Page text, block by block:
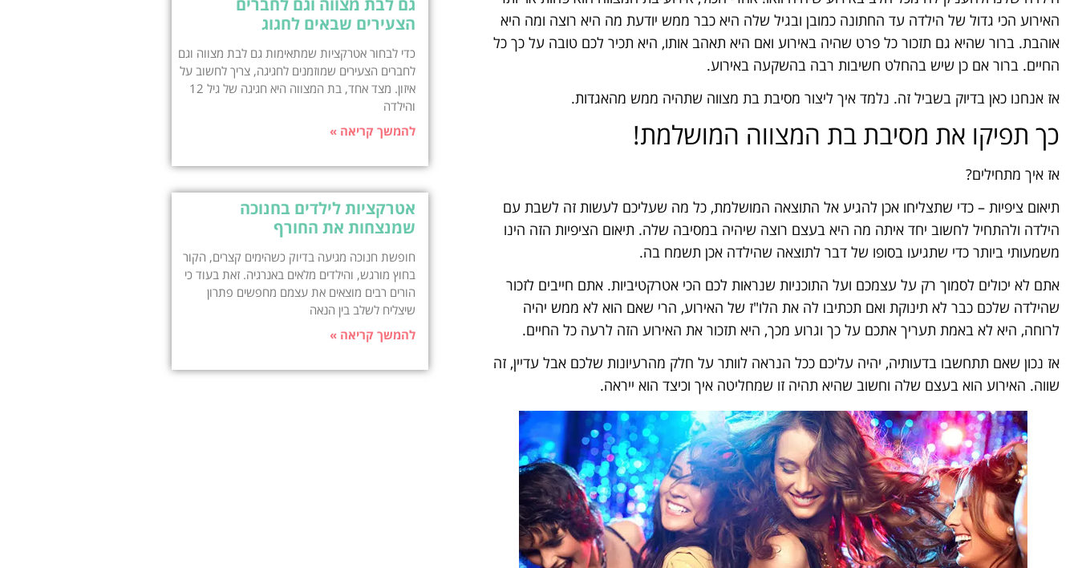
האירוע הכי גדול של הילדה עד החתונה כמובן ובגיל שלה היא כבר ממש יודעת מה היא רוצה ומה היא
אוהבת. ברור שהיא גם תזכור כל פרט שהיה באירוע ואם היא תאהב אותו, היא תכיר לכם טובה על כך כל
החיים. ברור אם כן שיש בהחלט חשיבות רבה בהשקעה באירוע.
אז אנחנו כאן בדיוק בשביל זה. נלמד איך ליצור מסיבת בת מצווה שתהיה ממש מהאגדות.
כך תפיקו את מסיבת בת המצווה המושלמת!
אז איך מתחילים?
תיאום ציפיות – כדי שתצליחו אכן להגיע אל התוצאה המושלמת, כל מה שעליכם לעשות זה לשבת עם
הילדה ולהתחיל לחשוב יחד איתה מה היא בעצם רוצה שיהיה במסיבה שלה. תיאום הציפיות הזה הינו
משמעותי ביותר כדי שתגיעו בסופו של דבר לתוצאה שהילדה אכן תשמח בה.
אתם לא יכולים לסמוך רק על עצמכם ועל התוכניות שנראות לכם הכי אטרקטיביות. אתם חייבים לזכור
שהילדה שלכם כבר לא תינוקת ואם תכתיבו לה את הלו"ז של האירוע, הרי שאם הוא לא ממש יהיה
לרוחה, היא לא באמת תעריך אתכם על כך וגרוע מכך, היא תזכור את האירוע הזה לרעה כל החיים.
אז נכון שאם תתחשבו בדעותיה, יהיה עליכם ככל הנראה לוותר על חלק מהרעיונות שלכם אבל עדיין, זה
שווה. האירוע הוא בעצם שלה וחשוב שהיא תהיה זו שמחליטה איך וכיצד הוא ייראה.
גם לבת מצווה וגם לחברים
הצעירים שבאים לחגוג
כדי לבחור אטרקציות שמתאימות גם לבת מצווה וגם
לחברים הצעירים שמוזמנים לחגיגה, צריך לחשוב על
איזון. מצד אחד, בת המצווה היא חגיגה של גיל 12
והילדה
להמשך קריאה »
אטרקציות לילדים בחנוכה
שמנצחות את החורף
חופשת חנוכה מגיעה בדיוק כשהימים קצרים, הקור
בחוץ מורגש, והילדים מלאים באנרגיה. זאת בעוד כי
הורים רבים מוצאים את עצמם מחפשים פתרון
שיצליח לשלב בין הנאה
להמשך קריאה »